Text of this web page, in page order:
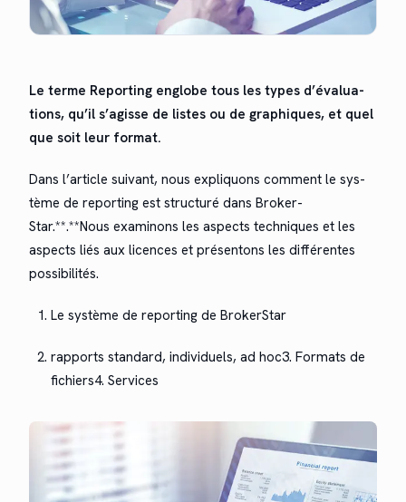
Le terme Report­ing englobe tous les types d’é­val­u­a­
tions, qu’il s’agisse de listes ou de graphiques, et quel
que soit leur for­mat.
Dans l’ar­ti­cle suiv­ant, nous expliquons com­ment le sys­
tème de report­ing est struc­turé dans Bro­ker­
Star.**.**Nous exam­inons les aspects tech­niques et les
aspects liés aux licences et présen­tons les dif­férentes
possibilités.
Le sys­tème de report­ing de Bro­ker­Star
rap­ports stan­dard, indi­vidu­els, ad hoc3. For­mats de
fichiers4. Ser­vices